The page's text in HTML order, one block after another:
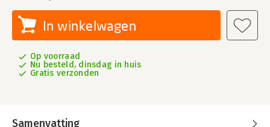
In winkelwagen
Op voorraad
Nu besteld, dinsdag in huis
Gratis verzonden
Samenvatting